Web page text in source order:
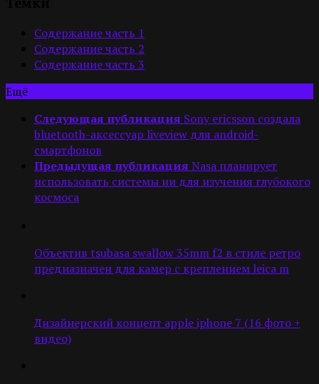
Содержание часть 1
Содержание часть 2
Содержание часть 3
Ещё
Следующая публикация Sony ericsson создала
bluetooth-аксессуар liveview для android-
смартфонов
Предыдущая публикация Nasa планирует
использовать системы ии для изучения глубокого
космоса
Объектив tsubasa swallow 35mm f2 в стиле ретро
предназначен для камер с креплением leica m
Дизайнерский концепт apple iphone 7 (16 фото +
видео)